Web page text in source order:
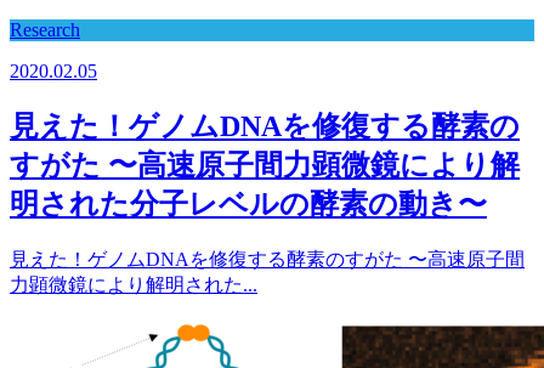
Research
2020.02.05
見えた！ゲノムDNAを修復する酵素の
すがた 〜高速原子間力顕微鏡により解
明された分子レベルの酵素の動き〜
見えた！ゲノムDNAを修復する酵素のすがた 〜高速原子間
力顕微鏡により解明された...